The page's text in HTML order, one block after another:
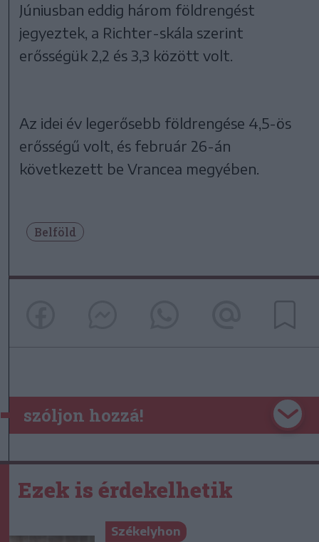
Júniusban eddig három földrengést
jegyeztek, a Richter-skála szerint
erősségük 2,2 és 3,3 között volt.
Az idei év legerősebb földrengése 4,5-ös
erősségű volt, és február 26-án
következett be Vrancea megyében.
Belföld
szóljon hozzá!
Ezek is érdekelhetik
Székelyhon